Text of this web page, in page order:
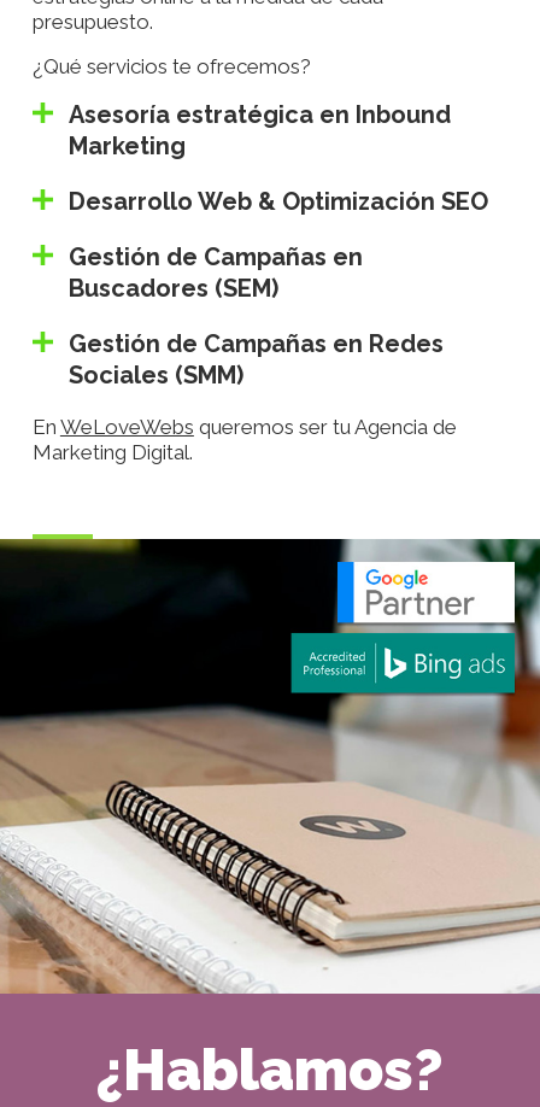
presupuesto.
¿Qué servicios te ofrecemos?
Asesoría estratégica en Inbound
Marketing
Desarrollo Web & Optimización SEO
Gestión de Campañas en
Buscadores (SEM)
Gestión de Campañas en Redes
Sociales (SMM)
En WeLoveWebs queremos ser tu Agencia de
Marketing Digital.
¿Hablamos?